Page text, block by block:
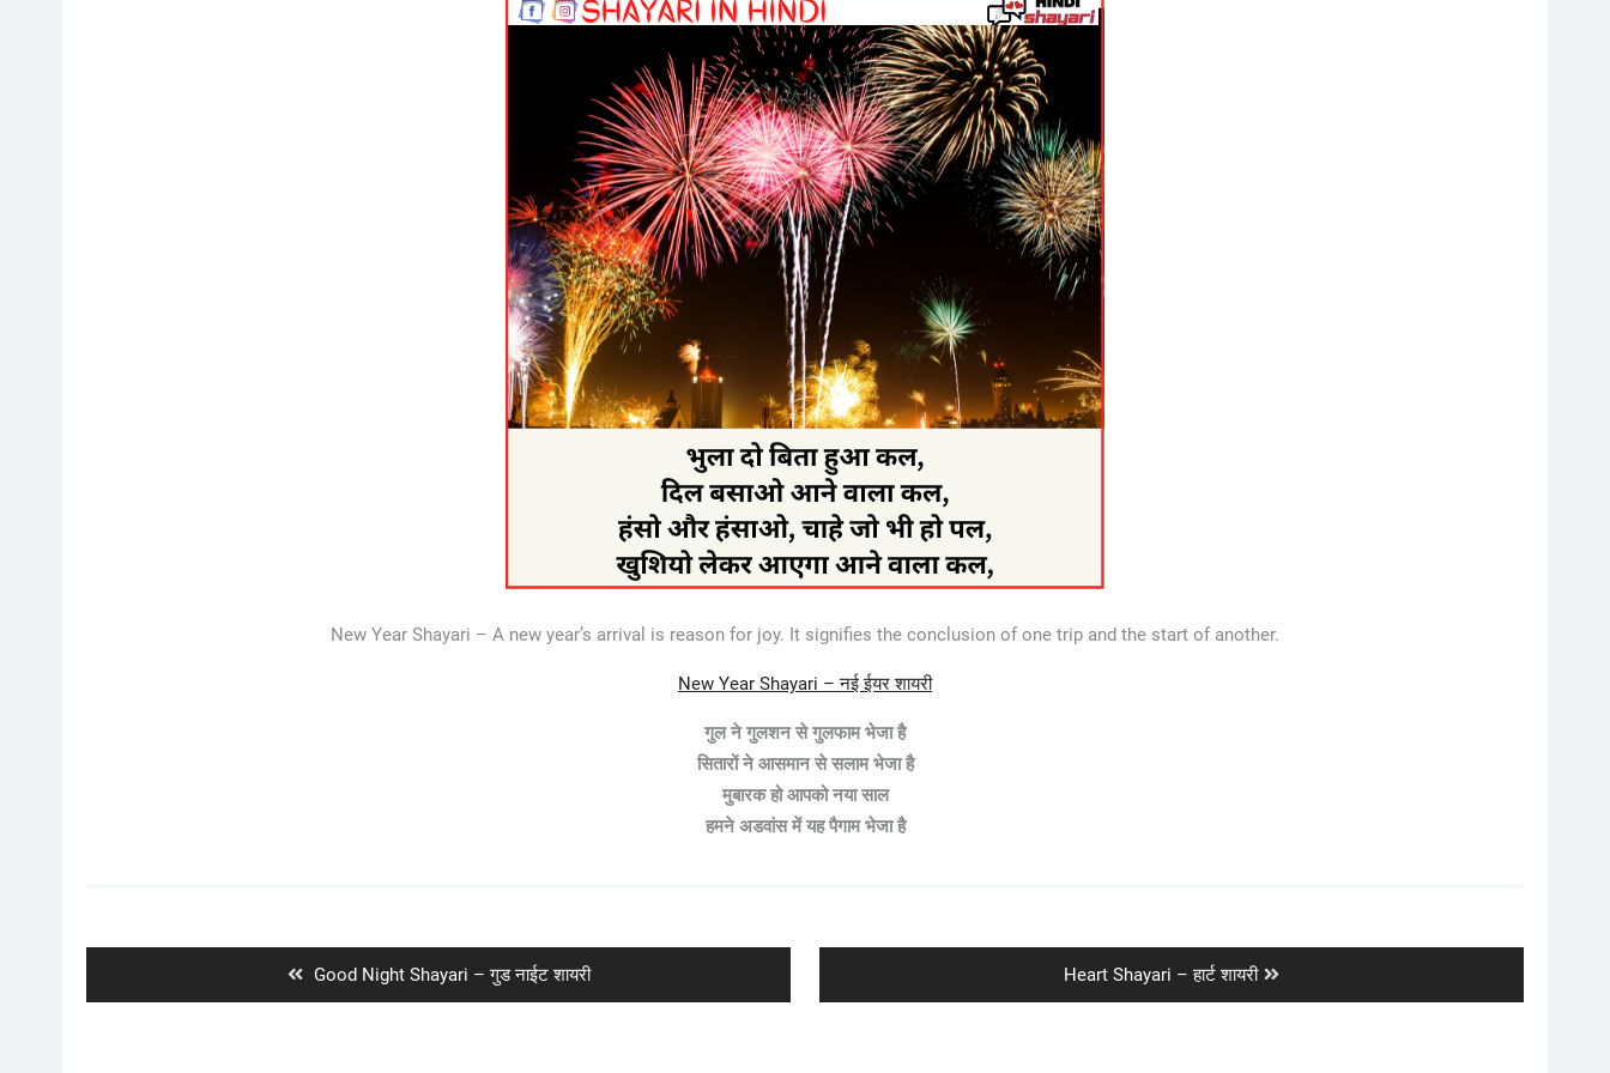
New Year Shayari – A new year’s arrival is reason for joy. It signifies the conclusion of one trip and the start of another.
New Year Shayari – नई ईयर शायरी
गुल ने गुलशन से गुलफाम भेजा है
सितारों ने आसमान से सलाम भेजा है
मुबारक हो आपको नया साल
हमने अडवांस में यह पैगाम भेजा है
Previous
post:
Good Night Shayari – गुड नाईट शायरी
Next
post:
Heart Shayari – हार्ट शायरी